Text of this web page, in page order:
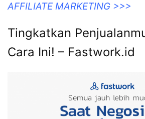
AFFILIATE MARKETING >>>
Tingkatkan
Cara Ini! – Fastwork.id